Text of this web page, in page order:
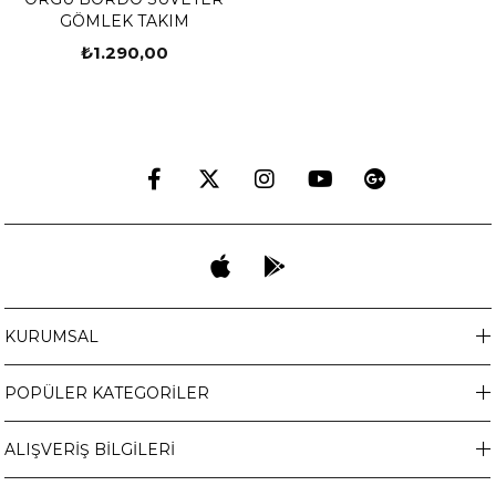
GÖMLEK TAKIM
₺1.290,00
KURUMSAL
POPÜLER KATEGORİLER
ALIŞVERİŞ BİLGİLERİ